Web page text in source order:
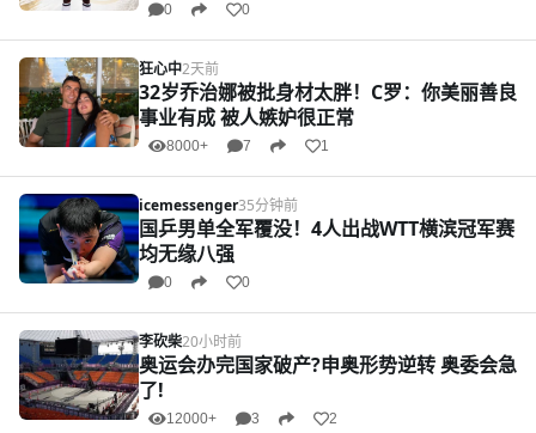
0 0
狂心中2天前
32岁乔治娜被批身材太胖！C罗：你美丽善良
事业有成 被人嫉妒很正常
8000+ 7 1
icemessenger35分钟前
国乒男单全军覆没！4人出战WTT横滨冠军赛
均无缘八强
0 0
李砍柴20小时前
奥运会办完国家破产?申奥形势逆转 奥委会急
了!
12000+ 3 2